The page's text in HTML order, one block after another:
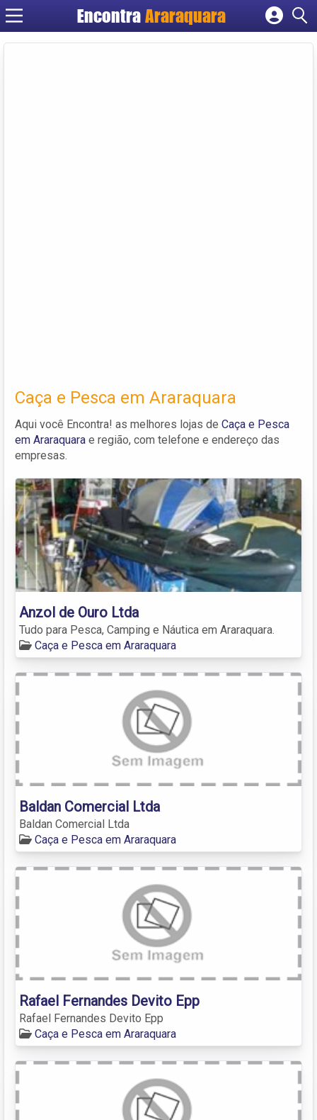
EncontraAraraquara
Cadastrar empresa
Caça e Pesca em Araraquara
Aqui você Encontra! as melhores lojas de Caça e Pesca
em Araraquara e região, com telefone e endereço das
empresas.
Anzol de Ouro Ltda
Tudo para Pesca, Camping e Náutica em Araraquara.
Caça e Pesca em Araraquara
Baldan Comercial Ltda
Baldan Comercial Ltda
Caça e Pesca em Araraquara
Rafael Fernandes Devito Epp
Rafael Fernandes Devito Epp
Caça e Pesca em Araraquara